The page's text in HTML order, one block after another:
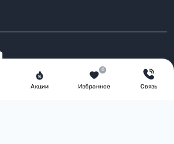
Акции Избранное
0
Связь